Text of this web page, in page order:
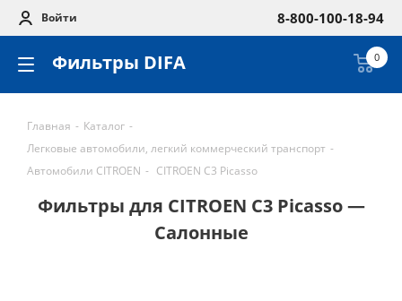
Войти 8-800-100-18-94
Фильтры DIFA 0
Главная - Каталог -
Легковые автомобили, легкий коммерческий транспорт -
Автомобили CITROEN - CITROEN C3 Picasso
Фильтры для CITROEN C3 Picasso —
Салонные